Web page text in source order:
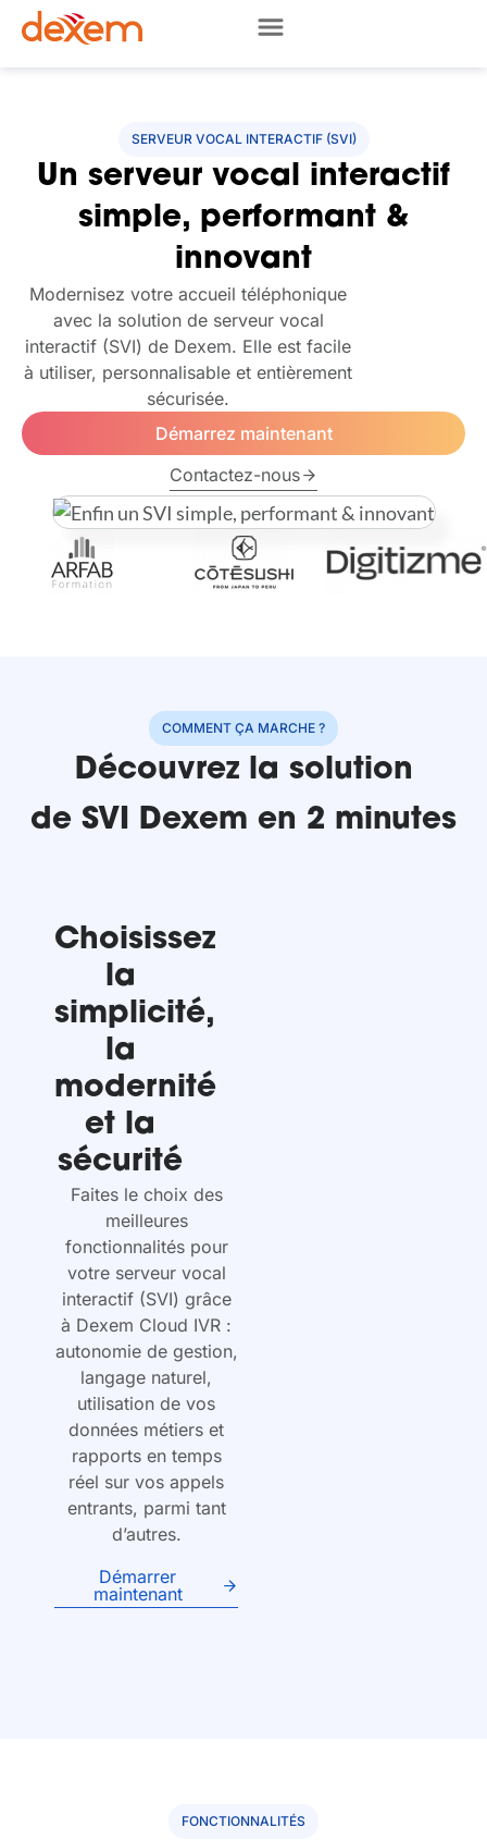
SERVEUR VOCAL INTERACTIF (SVI)
Un serveur vocal interactif
simple, performant &
innovant
Modernisez votre accueil téléphonique
avec la solution de serveur vocal
interactif (SVI) de Dexem. Elle est facile
à utiliser, personnalisable et entièrement
sécurisée.
Démarrez maintenant
Contactez-nous
COMMENT ÇA MARCHE ?
Découvrez la solution
de SVI Dexem en 2 minutes
Choisissez
la
simplicité,
la
modernité
et la
sécurité
Faites le choix des
meilleures
fonctionnalités pour
votre serveur vocal
interactif (SVI) grâce
à Dexem Cloud IVR :
autonomie de gestion,
langage naturel,
utilisation de vos
données métiers et
rapports en temps
réel sur vos appels
entrants, parmi tant
d’autres.
Démarrer
maintenant
FONCTIONNALITÉS